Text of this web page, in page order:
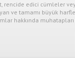
rencide edici cümleler
ve tamamı büyük
hakkında